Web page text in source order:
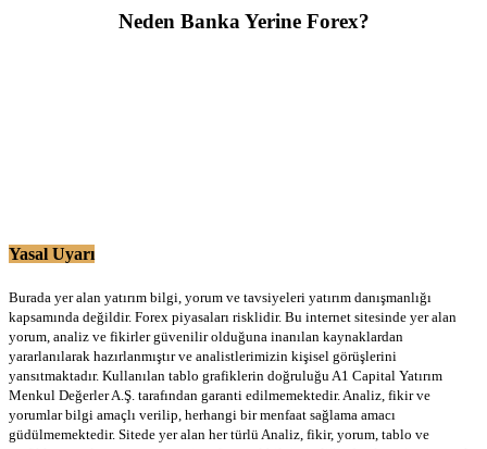
Neden Banka Yerine Forex?
Yasal Uyarı
Burada yer alan yatırım bilgi, yorum ve tavsiyeleri yatırım danışmanlığı
kapsamında değildir. Forex piyasaları risklidir. Bu internet sitesinde yer alan
yorum, analiz ve fikirler güvenilir olduğuna inanılan kaynaklardan
yararlanılarak hazırlanmıştır ve analistlerimizin kişisel görüşlerini
yansıtmaktadır. Kullanılan tablo grafiklerin doğruluğu A1 Capital Yatırım
Menkul Değerler A.Ş. tarafından garanti edilmemektedir. Analiz, fikir ve
yorumlar bilgi amaçlı verilip, herhangi bir menfaat sağlama amacı
güdülmemektedir. Sitede yer alan her türlü Analiz, fikir, yorum, tablo ve